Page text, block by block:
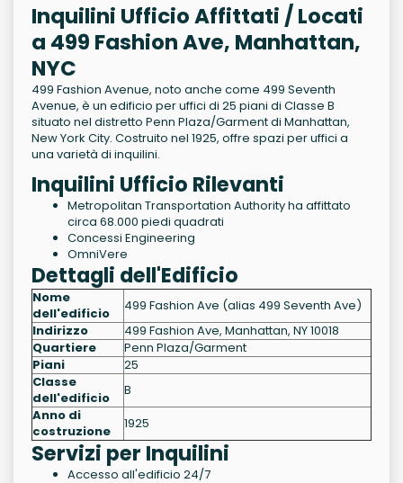
Inquilini Ufficio Affittati / Locati
a 499 Fashion Ave, Manhattan,
NYC
499 Fashion Avenue, noto anche come 499 Seventh
Avenue, è un edificio per uffici di 25 piani di Classe B
situato nel distretto Penn Plaza/Garment di Manhattan,
New York City. Costruito nel 1925, offre spazi per uffici a
una varietà di inquilini.
Inquilini Ufficio Rilevanti
Metropolitan Transportation Authority ha affittato
circa 68.000 piedi quadrati
Concessi Engineering
OmniVere
Dettagli dell'Edificio
Nome
dell'edificio
499 Fashion Ave (alias 499 Seventh Ave)
Indirizzo
499 Fashion Ave, Manhattan, NY 10018
Quartiere
Penn Plaza/Garment
Piani
25
Classe
dell'edificio
B
Anno di
costruzione
1925
Servizi per Inquilini
Accesso all'edificio 24/7